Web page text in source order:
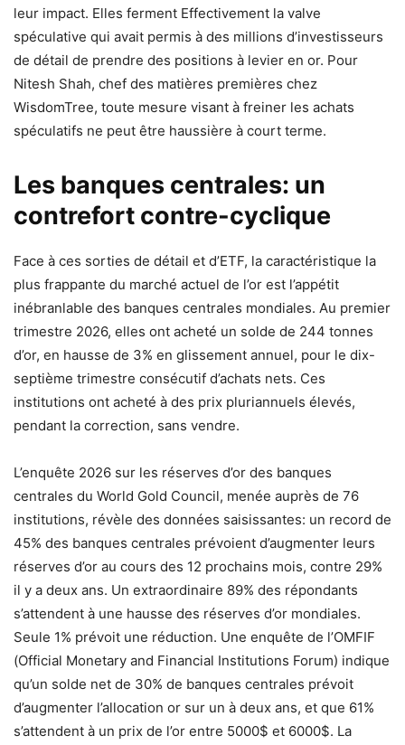
leur impact. Elles ferment Effectivement la valve
spéculative qui avait permis à des millions d’investisseurs
de détail de prendre des positions à levier en or. Pour
Nitesh Shah, chef des matières premières chez
WisdomTree, toute mesure visant à freiner les achats
spéculatifs ne peut être haussière à court terme.
Les banques centrales: un
contrefort contre-cyclique
Face à ces sorties de détail et d’ETF, la caractéristique la
plus frappante du marché actuel de l’or est l’appétit
inébranlable des banques centrales mondiales. Au premier
trimestre 2026, elles ont acheté un solde de 244 tonnes
d’or, en hausse de 3% en glissement annuel, pour le dix-
septième trimestre consécutif d’achats nets. Ces
institutions ont acheté à des prix pluriannuels élevés,
pendant la correction, sans vendre.
L’enquête 2026 sur les réserves d’or des banques
centrales du World Gold Council, menée auprès de 76
institutions, révèle des données saisissantes: un record de
45% des banques centrales prévoient d’augmenter leurs
réserves d’or au cours des 12 prochains mois, contre 29%
il y a deux ans. Un extraordinaire 89% des répondants
s’attendent à une hausse des réserves d’or mondiales.
Seule 1% prévoit une réduction. Une enquête de l’OMFIF
(Official Monetary and Financial Institutions Forum) indique
qu’un solde net de 30% de banques centrales prévoit
d’augmenter l’allocation or sur un à deux ans, et que 61%
s’attendent à un prix de l’or entre 5000$ et 6000$. La